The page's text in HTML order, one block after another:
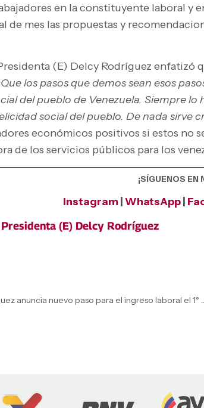
en la constituyente laboral y
de mes las propuestas y
(E) Delcy Rodríguez
los pasos que demos sean esos
del pueblo de Venezuela. Siempre
social del pueblo. De nada
económicos positivos si estos no
de los servicios públicos para los
¡SÍGUENOS EN
Instagram WhatsApp
Presidenta (E) Delcy Rodríguez
Presidenta (E) Delcy Rodríguez anuncia nuevo paso